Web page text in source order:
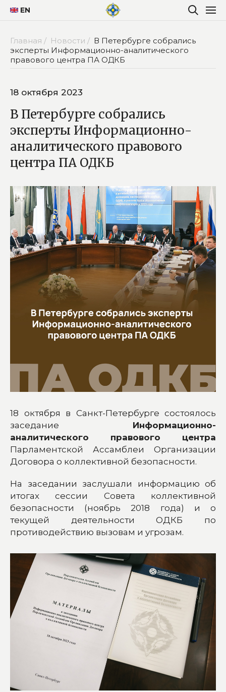
EN
Главная / Новости / В Петербурге собрались
эксперты Информационно-аналитического
правового центра ПА ОДКБ
18 октября 2023
В Петербурге собрались
эксперты Информационно-
аналитического правового
центра ПА ОДКБ
18 октября в Санкт-Петербурге состоялось
заседание Информационно-
аналитического правового центра
Парламентской Ассамблеи Организации
Договора о коллективной безопасности.
На заседании заслушали информацию об
итогах сессии Совета коллективной
безопасности (ноябрь 2018 года) и о
текущей деятельности ОДКБ по
противодействию вызовам и угрозам.